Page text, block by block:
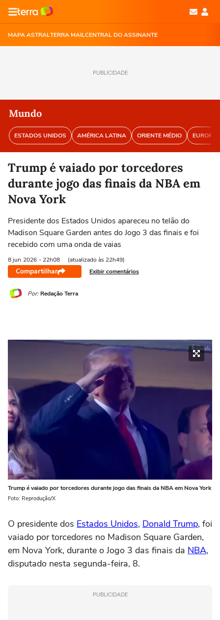
MAPA ASTRALTERRA MAILCENTRAL DO ASSINANTE
PUBLICIDADE
Mundo
ESTADOS UNIDOS AMÉRICA LATINA ORIENTE MÉDIO EUROPA
Trump é vaiado por torcedores
durante jogo das finais da NBA em
Nova York
Presidente dos Estados Unidos apareceu no telão do
Madison Square Garden antes do Jogo 3 das finais e foi
recebido com uma onda de vaias
8 jun 2026 - 22h08 (atualizado às 22h49)
Compartilhar Exibir comentários
Por: Redação Terra
Trump é vaiado por torcedores durante jogo das finais da NBA em Nova York
Foto: Reprodução/X
O presidente dos Estados Unidos, Donald Trump, foi
vaiado por torcedores no Madison Square Garden,
em Nova York, durante o Jogo 3 das finais da NBA,
disputado nesta segunda-feira, 8.
PUBLICIDADE